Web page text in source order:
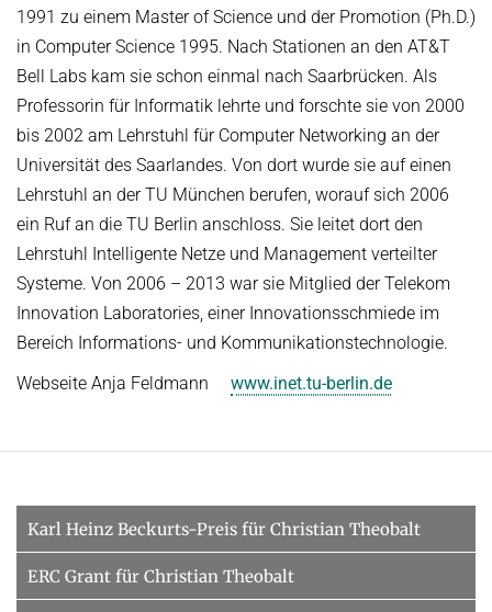
1991 zu einem Master of Science und der Promotion (Ph.D.)
in Computer Science 1995. Nach Stationen an den AT&T
Bell Labs kam sie schon einmal nach Saarbrücken. Als
Professorin für Informatik lehrte und forschte sie von 2000
bis 2002 am Lehrstuhl für Computer Networking an der
Universität des Saarlandes. Von dort wurde sie auf einen
Lehrstuhl an der TU München berufen, worauf sich 2006
ein Ruf an die TU Berlin anschloss. Sie leitet dort den
Lehrstuhl Intelligente Netze und Management verteilter
Systeme. Von 2006 – 2013 war sie Mitglied der Telekom
Innovation Laboratories, einer Innovationsschmiede im
Bereich Informations- und Kommunikationstechnologie.
Webseite Anja Feldmann www.inet.tu-berlin.de
Karl Heinz Beckurts-Preis für Christian Theobalt
ERC Grant für Christian Theobalt